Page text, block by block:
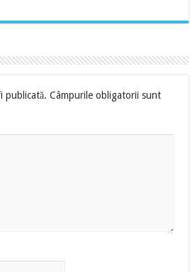
publicată. Câmpurile obligatorii sunt